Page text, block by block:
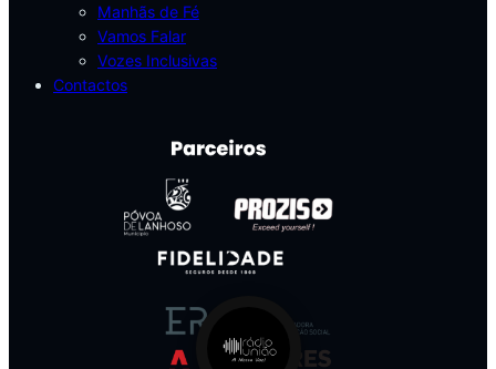
Manhãs de Fé
Vamos Falar
Vozes Inclusivas
Contactos